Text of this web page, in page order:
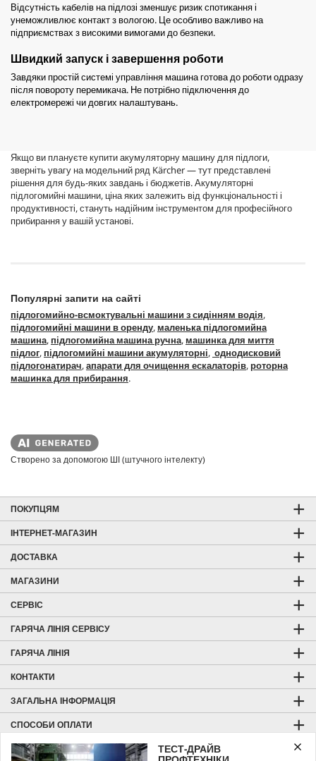
ТЕСТ-ДРАЙВ
Відсутність кабелів на підлозі зменшує ризик спотикання і
унеможливлює контакт з вологою. Це особливо важливо на
підприємствах з високими вимогами до безпеки.
Швидкий запуск і завершення роботи
Завдяки простій системі управління машина готова до роботи одразу
після повороту перемикача. Не потрібно підключення до
електромережі чи довгих налаштувань.
Якщо ви плануєте купити акумуляторну машину для підлоги,
зверніть увагу на модельний ряд Kärcher — тут представлені
рішення для будь-яких завдань і бюджетів. Акумуляторні
підлогомийні машини, ціна яких залежить від функціональності і
продуктивності, стануть надійним інструментом для професійного
прибирання у вашій установі.
Популярні запити на сайті
підлогомийно-всмоктувальні машини з сидінням водія,
підлогомийні машини в оренду, маленька підлогомийна
машина, підлогомийна машина ручна, машинка для миття
підлог, підлогомийні машини акумуляторні, однодисковий
підлогонатирач,апарати для очищення ескалаторів,роторна
машинка для прибирання.
Створено за допомогою ШІ (штучного інтелекту)
ПОКУПЦЯМ
ІНТЕРНЕТ-МАГАЗИН
ДОСТАВКА
МАГАЗИНИ
СЕРВІС
ГАРЯЧА ЛІНІЯ СЕРВІСУ
ГАРЯЧА ЛІНІЯ
КОНТАКТИ
ЗАГАЛЬНА ІНФОРМАЦІЯ
СПОСОБИ ОПЛАТИ
ВІДГУКИ ТА РЕЙТИНГ